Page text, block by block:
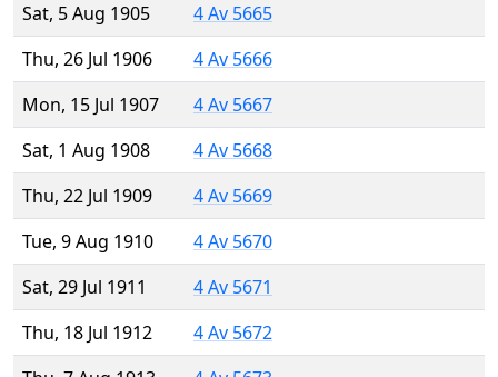
Sat, 5 Aug 1905
4 Av 5665
Thu, 26 Jul 1906
4 Av 5666
Mon, 15 Jul 1907
4 Av 5667
Sat, 1 Aug 1908
4 Av 5668
Thu, 22 Jul 1909
4 Av 5669
Tue, 9 Aug 1910
4 Av 5670
Sat, 29 Jul 1911
4 Av 5671
Thu, 18 Jul 1912
4 Av 5672